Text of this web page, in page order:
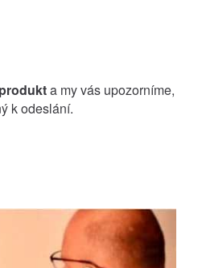
a my vás upozorníme,
k odeslání.